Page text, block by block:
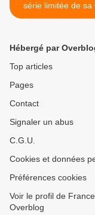
série limitée de sa
Hébergé par
Top articles
Pages
Contact
Signaler un abus
C.G.U.
Cookies et données
Préférences cookies
Voir le profil de
Overblog